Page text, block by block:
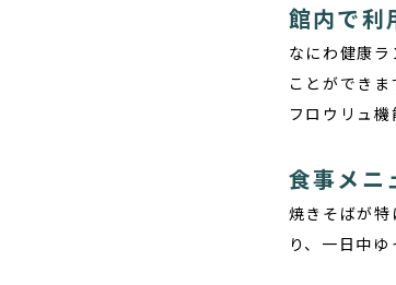
館内で利
なにわ健康ラ
ことができ
フロウリュ機
食事メニ
焼きそばが特
り、一日中ゆ